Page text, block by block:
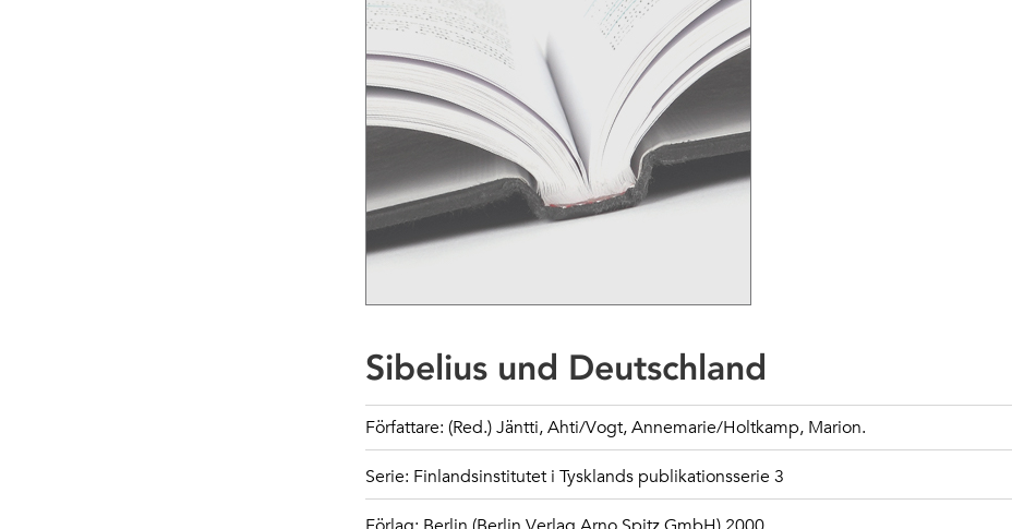
Sibelius und Deutschland
Författare: (Red.) Jäntti, Ahti/Vogt, Annemarie/Holtkamp, Marion.
Serie: Finlandsinstitutet i Tysklands publikationsserie 3